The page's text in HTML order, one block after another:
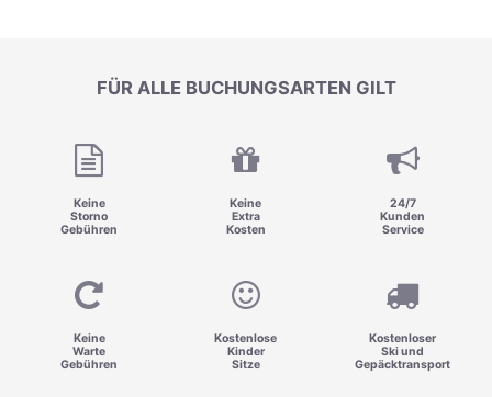
FÜR ALLE BUCHUNGSARTEN GILT
Keine
Storno
Gebühren
Keine
Extra
Kosten
24/7
Kunden
Service
Keine
Warte
Gebühren
Kostenlose
Kinder
Sitze
Kostenloser
Ski und
Gepäcktransport